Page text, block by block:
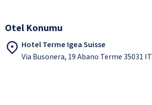
Otel Konumu
Hotel Terme Igea Suisse
Via Busonera, 19 Abano Terme 35031 IT